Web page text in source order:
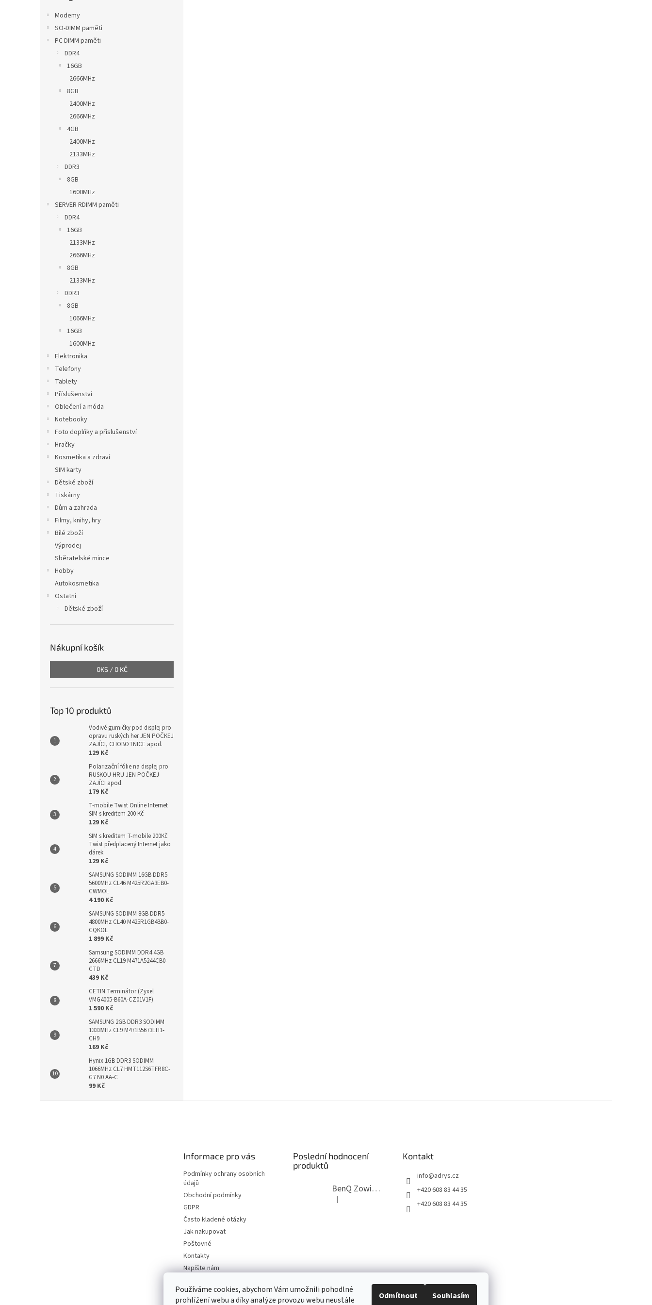
Používáme cookies, abychom Vám umožnili pohodlné
prohlížení webu a díky analýze provozu webu neustále
Odmítnout Souhlasím
Modemy
SO-DIMM paměti
PC DIMM paměti
DDR4
16GB
2666MHz
8GB
2400MHz
2666MHz
4GB
2400MHz
2133MHz
DDR3
8GB
1600MHz
SERVER RDIMM paměti
DDR4
16GB
2133MHz
2666MHz
8GB
2133MHz
DDR3
8GB
1066MHz
16GB
1600MHz
Elektronika
Telefony
Tablety
Příslušenství
Oblečení a móda
Notebooky
Foto doplňky a příslušenství
Hračky
Kosmetika a zdraví
SIM karty
Dětské zboží
Tiskárny
Dům a zahrada
Filmy, knihy, hry
Bílé zboží
Výprodej
Sběratelské mince
Hobby
Autokosmetika
Ostatní
Dětské zboží
Nákupní košík
0KS / 0 KČ
Top 10 produktů
Vodivé gumičky pod displej pro
opravu ruských her JEN POČKEJ
ZAJÍCI, CHOBOTNICE apod.
129 Kč
Polarizační fólie na displej pro
RUSKOU HRU JEN POČKEJ
ZAJÍCI apod.
179 Kč
T-mobile Twist Online Internet
SIM s kreditem 200 Kč
129 Kč
SIM s kreditem T-mobile 200Kč
Twist předplacený Internet jako
dárek
129 Kč
SAMSUNG SODIMM 16GB DDR5
5600MHz CL46 M425R2GA3EB0-
CWMOL
4 190 Kč
SAMSUNG SODIMM 8GB DDR5
4800MHz CL40 M425R1GB4BB0-
CQKOL
1 899 Kč
Samsung SODIMM DDR4 4GB
2666MHz CL19 M471A5244CB0-
CTD
439 Kč
CETIN Terminátor (Zyxel
VMG4005-B60A-CZ01V1F)
1 590 Kč
SAMSUNG 2GB DDR3 SODIMM
1333MHz CL9 M471B5673EH1-
CH9
169 Kč
Hynix 1GB DDR3 SODIMM
1066MHz CL7 HMT112S6TFR8C-
G7 N0 AA-C
99 Kč
Informace pro vás
Podmínky ochrany osobních
údajů
Obchodní podmínky
GDPR
Často kladené otázky
Jak nakupovat
Poštovné
Kontakty
Napište nám
Poslední hodnocení
produktů
BenQ Zowie RL2755T černý
Hodnocení produktu je 5 z 5 hvězdiček.
|
Kontakt
info@adrys.cz
+420 608 83 44 35
+420 608 83 44 35